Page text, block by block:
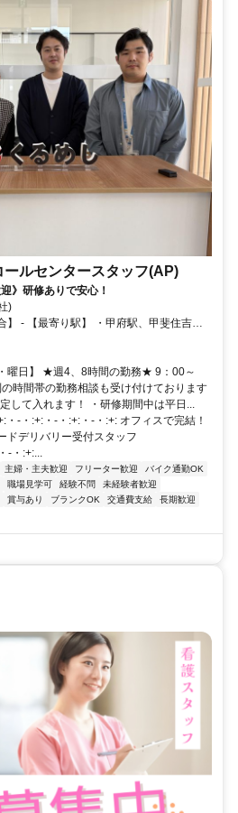
ルセンタースタッフ(AP)
》研修ありで安心！
)
】 - 【最寄り駅】 ・甲府駅、甲斐住吉
曜日】 ★週4、8時間の勤務★ 9：00～
時間帯の勤務相談も受け付けております
して入れます！ ・研修期間中は平日...
・-・:+:・-・:+:・-・:+: オフィスで完結！
ドデリバリー受付スタッフ
-・:+:...
主婦・主夫歓迎 フリーター歓迎
バイク通勤OK
職場見学可 経験不問
未経験者歓迎
賞与あり ブランクOK 交通費支給
長期歓迎